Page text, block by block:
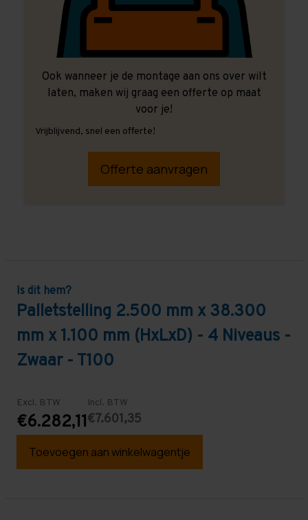
Ook wanneer je de montage aan ons over wilt
laten, maken wij graag een offerte op maat
voor je!
Vrijblijvend, snel een offerte!
Offerte aanvragen
Is dit hem?
Palletstelling 2.500 mm x 38.300
mm x 1.100 mm (HxLxD) - 4 Niveaus -
Zwaar - T100
Excl. BTW
€6.282,11
Incl. BTW
€7.601,35
Toevoegen aan winkelwagentje